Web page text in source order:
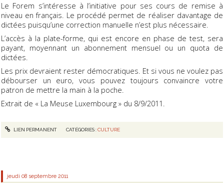
Le Forem s’intéresse à l’initiative pour ses cours de remise à
niveau en français. Le procédé permet de réaliser davantage de
dictées puisqu’une correction manuelle n’est plus nécessaire.
L’accès à la plate-forme, qui est encore en phase de test, sera
payant, moyennant un abonnement mensuel ou un quota de
dictées.
Les prix devraient rester démocratiques. Et si vous ne voulez pas
débourser un euro, vous pouvez toujours convaincre votre
patron de mettre la main à la poche.
Extrait de « La Meuse Luxembourg » du 8/9/2011.
LIEN PERMANENT CATÉGORIES :CULTURE
jeudi 08 septembre 2011